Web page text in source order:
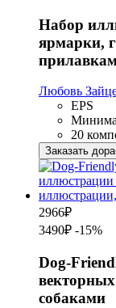
Набор
ярмарки,
Любовь
EPS
20
Заказать
2966₽
3490₽ -15%
Dog-
собаками